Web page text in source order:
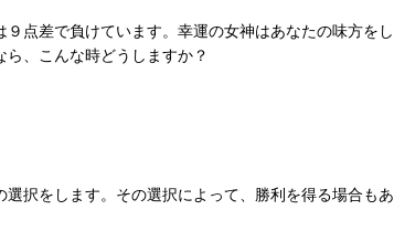
点差で負けています。幸運の女神はあなたの味方を
、こんな時どうしますか？
択をします。その選択によって、勝利を得る場合も